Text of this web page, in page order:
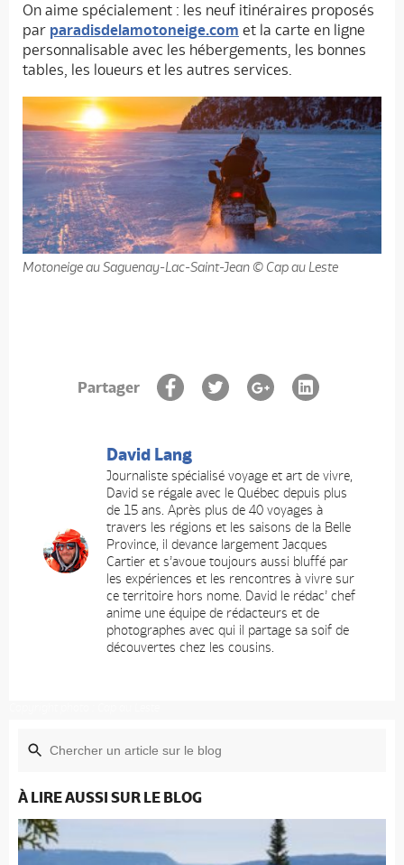
On aime spécialement : les neuf itinéraires proposés
par paradisdelamotoneige.com et la carte en ligne
personnalisable avec les hébergements, les bonnes
tables, les loueurs et les autres services.
Motoneige au Saguenay-Lac-Saint-Jean © Cap au Leste
Partager
David Lang
Journaliste spécialisé voyage et art de vivre,
David se régale avec le Québec depuis plus
de 15 ans. Après plus de 40 voyages à
travers les régions et les saisons de la Belle
Province, il devance largement Jacques
Cartier et s’avoue toujours aussi bluffé par
les expériences et les rencontres à vivre sur
ce territoire hors nome. David le rédac’ chef
anime une équipe de rédacteurs et de
photographes avec qui il partage sa soif de
découvertes chez les cousins.
À LIRE AUSSI SUR LE BLOG